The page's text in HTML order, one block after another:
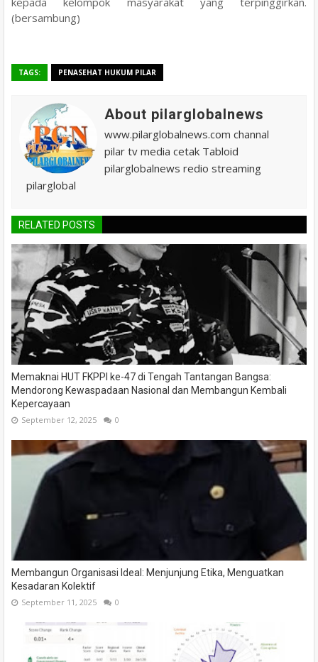
(bersambung)
TAGS: PENASEHAT HUKUM PILAR
About pilarglobalnews
www.pilarglobalnews.com channal
pilar tv media cetak Tabloid
pilarglobalnews redio streaming
pilarglobal
RELATED POSTS
Memaknai HUT FKPPI ke-47 di Tengah Tantangan Bangsa:
Mendorong Kewaspadaan Nasional dan Membangun Kembali
Kepercayaan
September 12, 2025 0
Membangun Organisasi Ideal: Menjunjung Etika, Menguatkan
Kesadaran Kolektif
September 11, 2025 0